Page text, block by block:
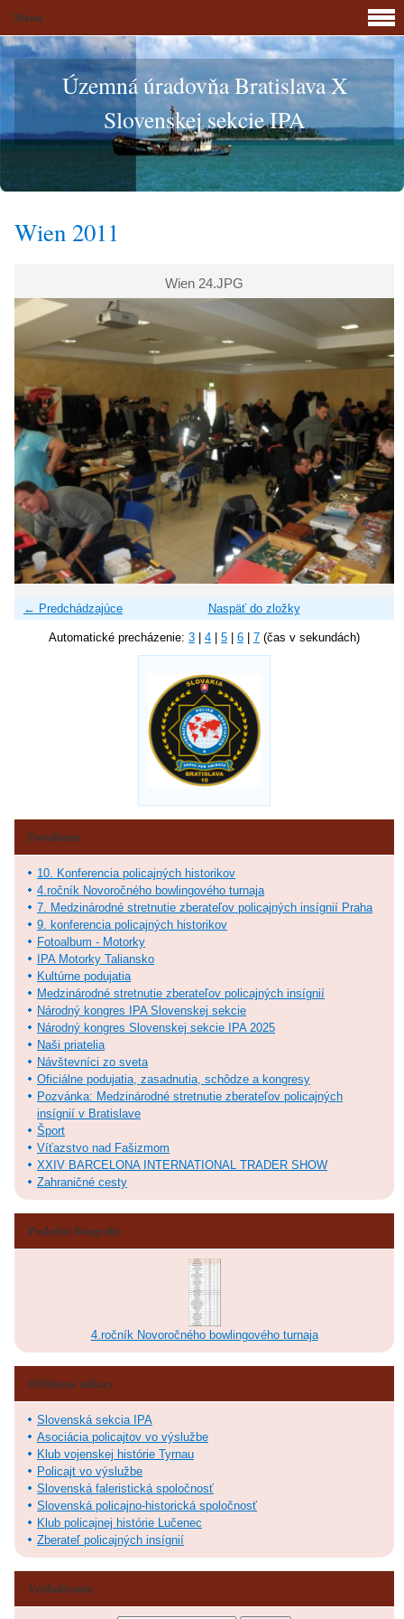
Územná úradovňa Bratislava X
Slovenskej sekcie IPA
Wien 2011
Wien 24.JPG
← Predchádzajúce Naspäť do zložky
Automatické precházenie: 3 4 5 6 7 (čas v sekundách)
Menu
Fotoalbum
10. Konferencia policajných historikov
4.ročník Novoročného bowlingového turnaja
7. Medzinárodné stretnutie zberateľov policajných insígnií Praha
9. konferencia policajných historikov
Fotoalbum - Motorky
IPA Motorky Taliansko
Kultúrne podujatia
Medzinárodné stretnutie zberateľov policajných insígnií
Národný kongres IPA Slovenskej sekcie
Národný kongres Slovenskej sekcie IPA 2025
Naši priatelia
Návštevníci zo sveta
Oficiálne podujatia, zasadnutia, schôdze a kongresy
Pozvánka: Medzinárodné stretnutie zberateľov policajných
insígnií v Bratislave
Šport
Víťazstvo nad Fašizmom
XXIV BARCELONA INTERNATIONAL TRADER SHOW
Zahraničné cesty
Posledné fotografie
4.ročník Novoročného bowlingového turnaja
Obľúbené odkazy
Slovenská sekcia IPA
Asociácia policajtov vo výslužbe
Klub vojenskej histórie Tyrnau
Policajt vo výslužbe
Slovenská faleristická spoločnosť
Slovenská policajno-historická spoločnosť
Klub policajnej histórie Lučenec
Zberateľ policajných insígnií
Vyhľadávanie